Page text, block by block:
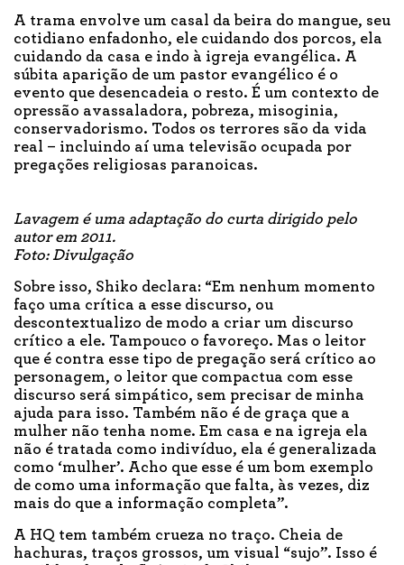
A trama envolve um casal da beira do mangue, seu
cotidiano enfadonho, ele cuidando dos porcos, ela
cuidando da casa e indo à igreja evangélica. A
súbita aparição de um pastor evangélico é o
evento que desencadeia o resto. É um contexto de
opressão avassaladora, pobreza, misoginia,
conservadorismo. Todos os terrores são da vida
real – incluindo aí uma televisão ocupada por
pregações religiosas paranoicas.
Lavagem é uma adaptação do curta dirigido pelo
autor em 2011.
Foto: Divulgação
Sobre isso, Shiko declara: “Em nenhum momento
faço uma crítica a esse discurso, ou
descontextualizo de modo a criar um discurso
crítico a ele. Tampouco o favoreço. Mas o leitor
que é contra esse tipo de pregação será crítico ao
personagem, o leitor que compactua com esse
discurso será simpático, sem precisar de minha
ajuda para isso. Também não é de graça que a
mulher não tenha nome. Em casa e na igreja ela
não é tratada como indivíduo, ela é generalizada
como ‘mulher’. Acho que esse é um bom exemplo
de como uma informação que falta, às vezes, diz
mais do que a informação completa”.
A HQ tem também crueza no traço. Cheia de
hachuras, traços grossos, um visual “sujo”. Isso é